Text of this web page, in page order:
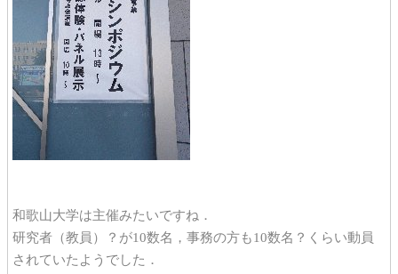
和歌山大学は主催みたいですね．
研究者（教員）？が10数名，事務の方も10数名？くらい動員
されていたようでした．